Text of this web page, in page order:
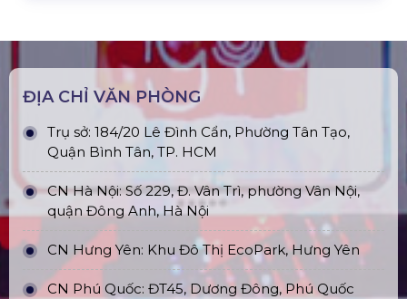
ĐỊA CHỈ VĂN PHÒNG
Trụ sở: 184/20 Lê Đình Cẩn, Phường Tân Tạo,
Quận Bình Tân, TP. HCM
CN Hà Nội: Số 229, Đ. Vân Trì, phường Vân Nội,
quận Đông Anh, Hà Nội
CN Hưng Yên: Khu Đô Thị EcoPark, Hưng Yên
CN Phú Quốc: ĐT45, Dương Đông, Phú Quốc